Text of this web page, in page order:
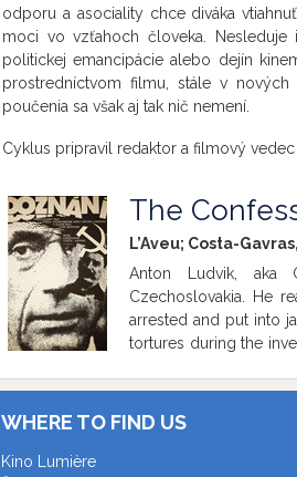
odporu a asociality chce diváka
moci vo vzťahoch človeka. Nesleduje
politickej emancipácie alebo dejín
prostredníctvom filmu, stále v
poučenia sa však aj tak nič nemení.
Cyklus pripravil redaktor a filmový vedec
The
L’Aveu; Costa-
Anton Ludvik, aka
Czechoslovakia. He
arrested and put into
tortures during the
communist Artur
WHERE TO FIND US
Kino Lumière